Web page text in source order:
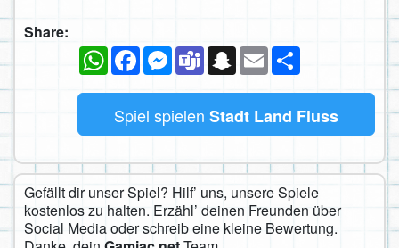
Share:
WhatsAppFacebookMessenger
TeamsSnapchat
Email
Spiel spielen Stadt Land Fluss
Gefällt dir unser Spiel? Hilf’ uns, unsere Spiele
kostenlos zu halten. Erzähl’ deinen Freunden über
Social Media oder schreib eine kleine Bewertung.